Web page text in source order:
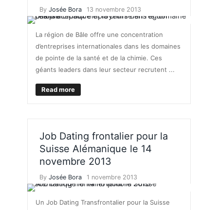
By Josée Bora 13 novembre 2013
La région de Bâle offre une concentration
d’entreprises internationales dans les domaines
de pointe de la santé et de la chimie. Ces
géants leaders dans leur secteur recrutent ...
Read more
Job Dating frontalier pour la
Suisse Alémanique le 14
novembre 2013
By Josée Bora 1 novembre 2013
Un Job Dating Transfrontalier pour la Suisse